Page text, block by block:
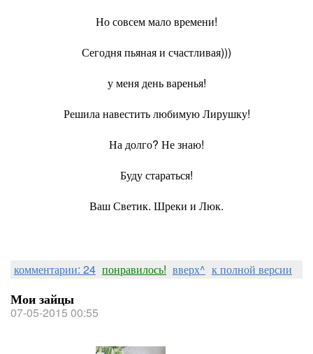
Но совсем мало времени!
Сегодня пьяная и счастливая)))
у меня день варенья!
Решила навестить любимую Лирушку!
На долго? Не знаю!
Буду стараться!
Ваш Светик. Шреки и Люк.
комментарии: 24 понравилось! вверх^ к полной версии
Мои зайцы
07-05-2015 00:55